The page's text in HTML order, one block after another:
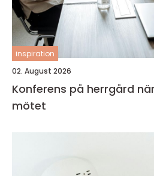
inspiration
02. August 2026
Konferens på herrgård när miljön lyfter
mötet